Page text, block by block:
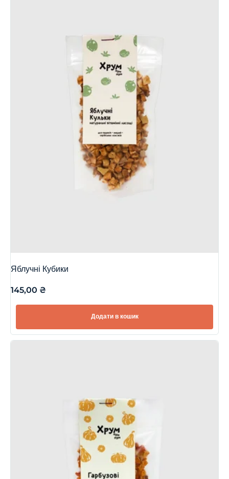
Яблучні Кубики
145,00 ₴
Додати в кошик